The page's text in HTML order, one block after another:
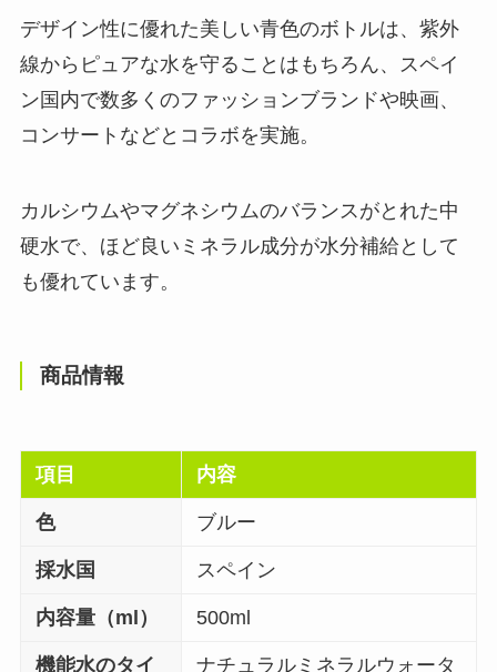
デザイン性に優れた美しい青色のボトルは、紫外
線からピュアな水を守ることはもちろん、スペイ
ン国内で数多くのファッションブランドや映画、
コンサートなどとコラボを実施。
カルシウムやマグネシウムのバランスがとれた中
硬水で、ほど良いミネラル成分が水分補給として
も優れています。
商品情報
項目 内容
色 ブルー
採水国 スペイン
内容量（ml） 500ml
機能水のタイ ナチュラルミネラルウォータ